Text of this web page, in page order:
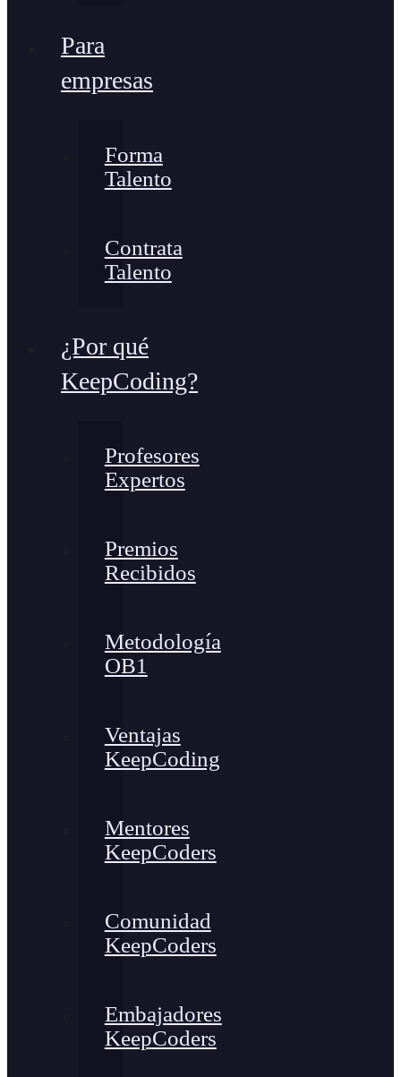
Para
empresas
Forma
Talento
Contrata
Talento
¿Por qué
KeepCoding?
Profesores
Expertos
Premios
Recibidos
Metodología
OB1
Ventajas
KeepCoding
Mentores
KeepCoders
Comunidad
KeepCoders
Embajadores
KeepCoders